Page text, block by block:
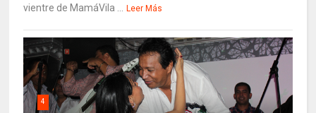
vientre de MamáVila ...
Leer Más
4